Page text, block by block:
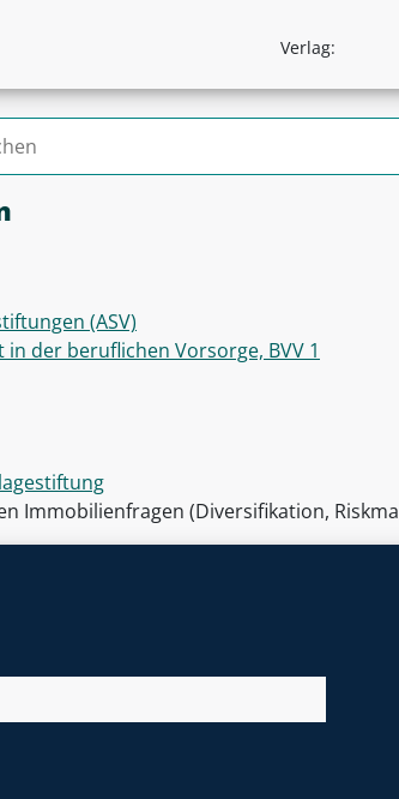
Verlag:
(ASV)
der beruflichen Vorsorge, BVV 1
Immobilienfragen (Diversifikation,